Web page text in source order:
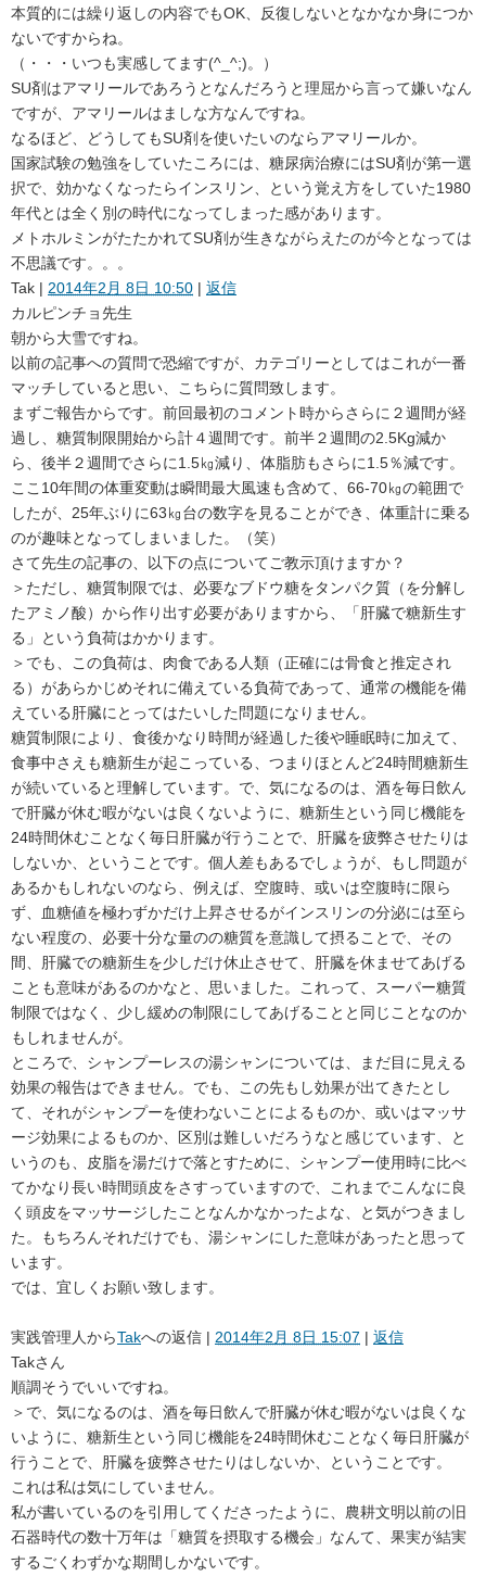
本質的には繰り返しの内容でもOK、反復しないとなかなか身につか
ないですからね。
（・・・いつも実感してます(^_^;)。）
SU剤はアマリールであろうとなんだろうと理屈から言って嫌いなん
ですが、アマリールはましな方なんですね。
なるほど、どうしてもSU剤を使いたいのならアマリールか。
国家試験の勉強をしていたころには、糖尿病治療にはSU剤が第一選
択で、効かなくなったらインスリン、という覚え方をしていた1980
年代とは全く別の時代になってしまった感があります。
メトホルミンがたたかれてSU剤が生きながらえたのが今となっては
不思議です。。。
Tak | 2014年2月 8日 10:50 | 返信
カルピンチョ先生
朝から大雪ですね。
以前の記事への質問で恐縮ですが、カテゴリーとしてはこれが一番
マッチしていると思い、こちらに質問致します。
まずご報告からです。前回最初のコメント時からさらに２週間が経
過し、糖質制限開始から計４週間です。前半２週間の2.5Kg減か
ら、後半２週間でさらに1.5㎏減り、体脂肪もさらに1.5％減です。
ここ10年間の体重変動は瞬間最大風速も含めて、66-70㎏の範囲で
したが、25年ぶりに63㎏台の数字を見ることができ、体重計に乗る
のが趣味となってしまいました。（笑）
さて先生の記事の、以下の点についてご教示頂けますか？
＞ただし、糖質制限では、必要なブドウ糖をタンパク質（を分解し
たアミノ酸）から作り出す必要がありますから、「肝臓で糖新生す
る」という負荷はかかります。
＞でも、この負荷は、肉食である人類（正確には骨食と推定され
る）があらかじめそれに備えている負荷であって、通常の機能を備
えている肝臓にとってはたいした問題になりません。
糖質制限により、食後かなり時間が経過した後や睡眠時に加えて、
食事中さえも糖新生が起こっている、つまりほとんど24時間糖新生
が続いていると理解しています。で、気になるのは、酒を毎日飲ん
で肝臓が休む暇がないは良くないように、糖新生という同じ機能を
24時間休むことなく毎日肝臓が行うことで、肝臓を疲弊させたりは
しないか、ということです。個人差もあるでしょうが、もし問題が
あるかもしれないのなら、例えば、空腹時、或いは空腹時に限ら
ず、血糖値を極わずかだけ上昇させるがインスリンの分泌には至ら
ない程度の、必要十分な量のの糖質を意識して摂ることで、その
間、肝臓での糖新生を少しだけ休止させて、肝臓を休ませてあげる
ことも意味があるのかなと、思いました。これって、スーパー糖質
制限ではなく、少し緩めの制限にしてあげることと同じことなのか
もしれませんが。
ところで、シャンプーレスの湯シャンについては、まだ目に見える
効果の報告はできません。でも、この先もし効果が出てきたとし
て、それがシャンプーを使わないことによるものか、或いはマッサ
ージ効果によるものか、区別は難しいだろうなと感じています、と
いうのも、皮脂を湯だけで落とすために、シャンプー使用時に比べ
てかなり長い時間頭皮をさすっていますので、これまでこんなに良
く頭皮をマッサージしたことなんかなかったよな、と気がつきまし
た。もちろんそれだけでも、湯シャンにした意味があったと思って
います。
では、宜しくお願い致します。
実践管理人からTakへの返信 | 2014年2月 8日 15:07 | 返信
Takさん
順調そうでいいですね。
＞で、気になるのは、酒を毎日飲んで肝臓が休む暇がないは良くな
いように、糖新生という同じ機能を24時間休むことなく毎日肝臓が
行うことで、肝臓を疲弊させたりはしないか、ということです。
これは私は気にしていません。
私が書いているのを引用してくださったように、農耕文明以前の旧
石器時代の数十万年は「糖質を摂取する機会」なんて、果実が結実
するごくわずかな期間しかないです。